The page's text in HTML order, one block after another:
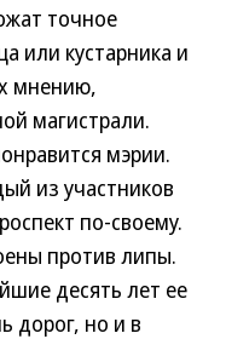
точное
или кустарника и
мнению,
магистрали.
мэрии.
из участников
по-своему.
против липы.
десять лет ее
дорог, но и в